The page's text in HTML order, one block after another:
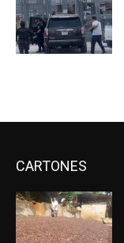
CARTONES